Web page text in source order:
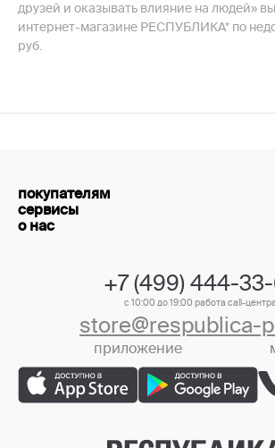
друзей и оказывать влияние на людей»
интернет-магазине РЕСПУБЛИКА* по
руб.
покупателям
сервисы
о нас
+7 (499) 444-
с 10:00 до 19:00 работа call-центра
store@respublica-
приложение